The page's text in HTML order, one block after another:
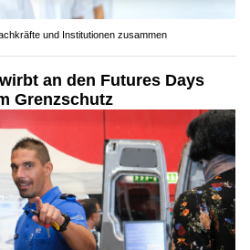
und Institutionen zusammen
an den Futures Days
Grenzschutz